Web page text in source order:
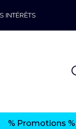
INTÉRÊTS
% Promotions %